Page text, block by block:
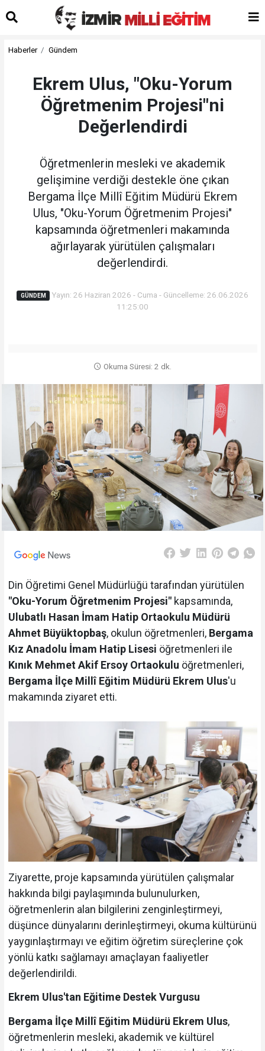
Haberler Gündem
Ekrem Ulus, "Oku-Yorum
Öğretmenim Projesi"ni
Değerlendirdi
Öğretmenlerin mesleki ve akademik
gelişimine verdiği destekle öne çıkan
Bergama İlçe Millî Eğitim Müdürü Ekrem
Ulus, "Oku-Yorum Öğretmenim Projesi"
kapsamında öğretmenleri makamında
ağırlayarak yürütülen çalışmaları
değerlendirdi.
GÜNDEM
Yayın: 26 Haziran 2026 - Cuma - Güncelleme: 26.06.2026
11:25:00
Okuma Süresi: 2 dk.
Din Öğretimi Genel Müdürlüğü tarafından yürütülen
"Oku-Yorum Öğretmenim Projesi"kapsamında,
Ulubatlı Hasan İmam Hatip Ortaokulu Müdürü
Ahmet Büyüktopbaş, okulun öğretmenleri, Bergama
Kız Anadolu İmam Hatip Lisesi öğretmenleri ile
Kınık Mehmet Akif Ersoy Ortaokulu öğretmenleri,
Bergama İlçe Millî Eğitim Müdürü Ekrem Ulus'u
makamında ziyaret etti.
Ziyarette, proje kapsamında yürütülen çalışmalar
hakkında bilgi paylaşımında bulunulurken,
öğretmenlerin alan bilgilerini zenginleştirmeyi,
düşünce dünyalarını derinleştirmeyi, okuma kültürünü
yaygınlaştırmayı ve eğitim öğretim süreçlerine çok
yönlü katkı sağlamayı amaçlayan faaliyetler
değerlendirildi.
Ekrem Ulus'tan Eğitime Destek Vurgusu
Bergama İlçe Millî Eğitim Müdürü Ekrem Ulus,
öğretmenlerin mesleki, akademik ve kültürel